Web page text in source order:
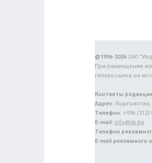
@1996-2026ЗАО
При размещении
гиперссылка на
Контакты
Адрес: Кыргызстан,
Телефон: +996 (312)
E-mail: info@vb.kg
Телефон
E-mail рекламного